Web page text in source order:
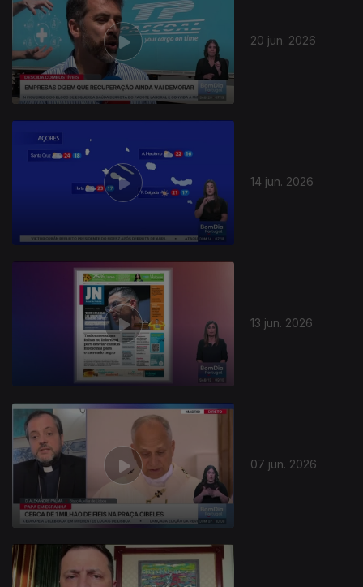
20 jun. 2026
14 jun. 2026
13 jun. 2026
07 jun. 2026